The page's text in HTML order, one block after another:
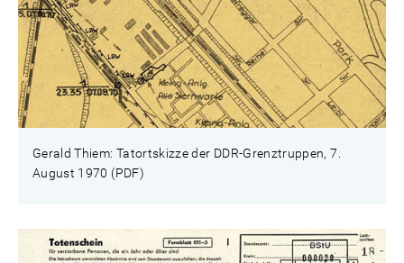
Gerald Thiem: Tatortskizze der DDR-Grenztruppen, 7.
August 1970 (PDF)